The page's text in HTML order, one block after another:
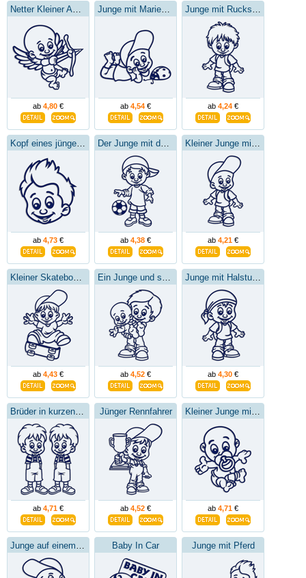
ab 4,80 € ab 4,54 € ab 4,24 €
ab 4,73 € ab 4,38 € ab 4,21 €
ab 4,43 € ab 4,52 € ab 4,30 €
ab 4,71 €
Jünger Rennfahrer
ab 4,52 € ab 4,71 €
Baby In Car Junge mit Pferd